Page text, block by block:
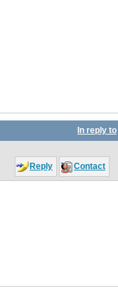
In reply to
Reply Contact